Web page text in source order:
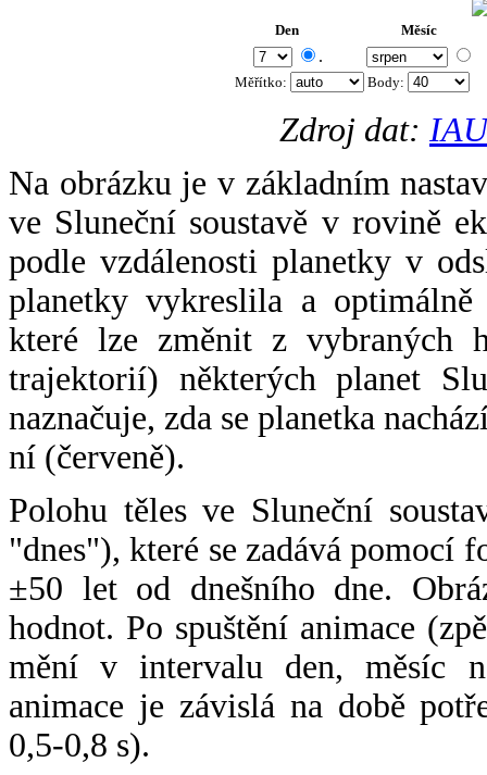
Den Měsíc
.
Měřítko: Body:
Zdroj dat:
Na obrázku je v základním
ve Sluneční soustavě v rovině
podle vzdálenosti planetky v
planetky vykreslila a
které lze změnit z vybraných
trajektorií) některých planet
naznačuje, zda se planetka
ní (červeně).
Polohu těles ve Sluneční
"dnes"), které se zadává pomocí
±50 let od dnešního dne.
hodnot. Po spuštění animace
mění v intervalu den, měsíc
animace je závislá na době
0,5-0,8 s).